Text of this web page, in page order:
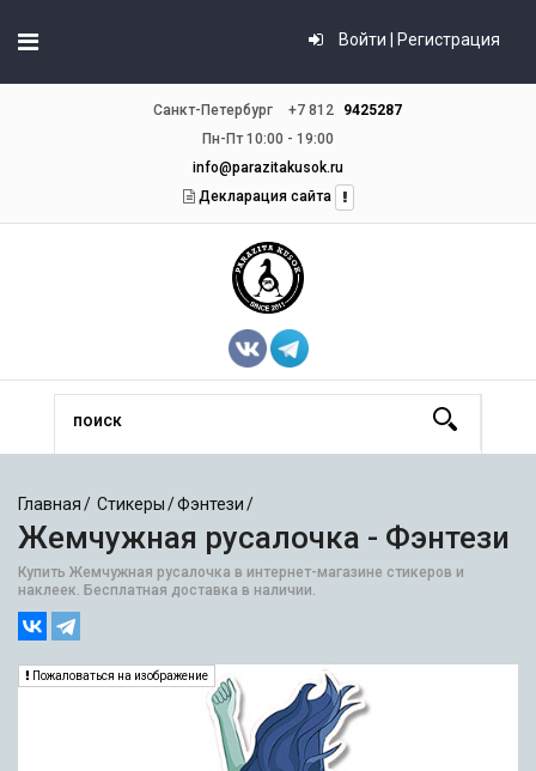
Войти | Регистрация
Санкт-Петербург +7 812
9425287
Пн-Пт 10:00 - 19:00
info@parazitakusok.ru
Декларация сайта
Главная Стикеры Фэнтези
Жемчужная русалочка - Фэнтези
Купить Жемчужная русалочка в интернет-магазине стикеров и
наклеек. Бесплатная доставка в наличии.
Пожаловаться на изображение